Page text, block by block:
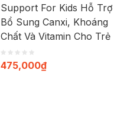
Support For Kids Hỗ Trợ
Bổ Sung Canxi, Khoáng
Chất Và Vitamin Cho Trẻ
475,000₫